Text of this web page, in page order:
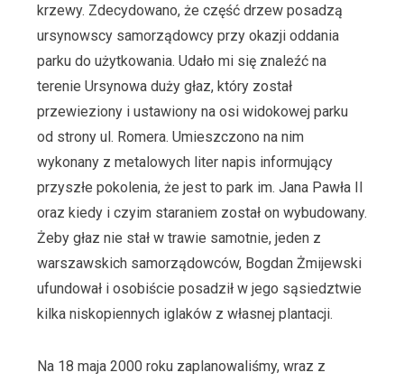
krzewy. Zdecydowano, że część drzew posadzą
ursynowscy samorządowcy przy okazji oddania
parku do użytkowania. Udało mi się znaleźć na
terenie Ursynowa duży głaz, który został
przewieziony i ustawiony na osi widokowej parku
od strony ul. Romera. Umieszczono na nim
wykonany z metalowych liter napis informujący
przyszłe pokolenia, że jest to park im. Jana Pawła II
oraz kiedy i czyim staraniem został on wybudowany.
Żeby głaz nie stał w trawie samotnie, jeden z
warszawskich samorządowców, Bogdan Żmijewski
ufundował i osobiście posadził w jego sąsiedztwie
kilka niskopiennych iglaków z własnej plantacji.
Na 18 maja 2000 roku zaplanowaliśmy, wraz z